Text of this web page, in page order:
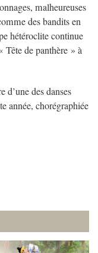
malheureuses
des bandits en
hétéroclite continue
Tête de panthère » à
d’une des danses
année, chorégraphiée